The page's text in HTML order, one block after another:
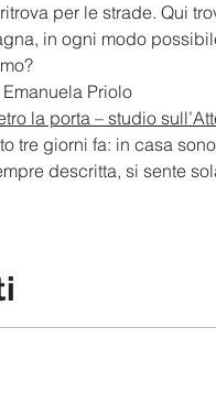
per le strade. Qui
in ogni modo
Priolo
la porta – studio
tre giorni fa: in casa
descritta, si sente